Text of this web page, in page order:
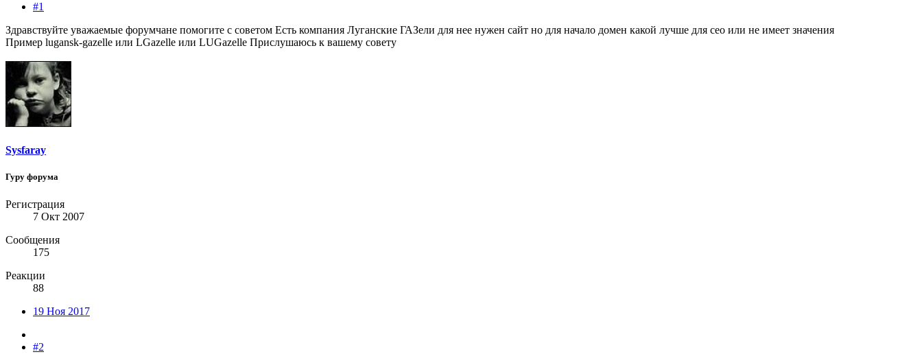
#1
Здравствуйте уважаемые форумчане помогите с советом Есть компания Луганские ГАЗели для нее нужен сайт но для начало домен какой лучше для сео или не имеет значения
Пример lugansk-gazelle или LGazelle или LUGazelle Прислушаюсь к вашему совету
Sysfaray
Гуру форума
Регистрация
7 Окт 2007
Сообщения
175
Реакции
88
19 Ноя 2017
#2